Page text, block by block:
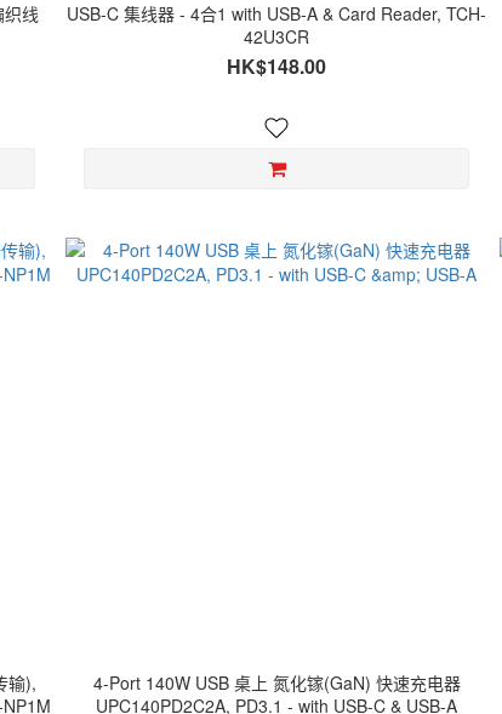
织线
USB-C 集线器 - 4合1 with USB-A & Card Reader, TCH-
42U3CR
HK$148.00
输),
4-Port 140W USB 桌上 氮化镓(GaN) 快速充电器
UPC140PD2C2A, PD3.1 - with USB-C & USB-A